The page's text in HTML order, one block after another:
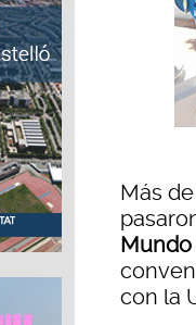
Más
Mundo
con la